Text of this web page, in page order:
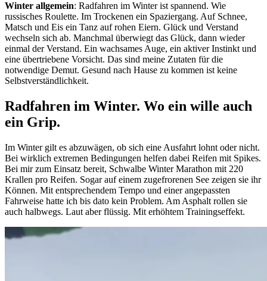
Winter allgemein: Radfahren im Winter ist spannend. Wie
russisches Roulette. Im Trockenen ein Spaziergang. Auf Schnee,
Matsch und Eis ein Tanz auf rohen Eiern. Glück und Verstand
wechseln sich ab. Manchmal überwiegt das Glück, dann wieder
einmal der Verstand. Ein wachsames Auge, ein aktiver Instinkt und
eine übertriebene Vorsicht. Das sind meine Zutaten für die
notwendige Demut. Gesund nach Hause zu kommen ist keine
Selbstverständlichkeit.
Radfahren im Winter. Wo ein wille auch
ein Grip.
Im Winter gilt es abzuwägen, ob sich eine Ausfahrt lohnt oder nicht.
Bei wirklich extremen Bedingungen helfen dabei Reifen mit Spikes.
Bei mir zum Einsatz bereit, Schwalbe Winter Marathon mit 220
Krallen pro Reifen. Sogar auf einem zugefrorenen See zeigen sie ihr
Können. Mit entsprechendem Tempo und einer angepassten
Fahrweise hatte ich bis dato kein Problem. Am Asphalt rollen sie
auch halbwegs. Laut aber flüssig. Mit erhöhtem Trainingseffekt.